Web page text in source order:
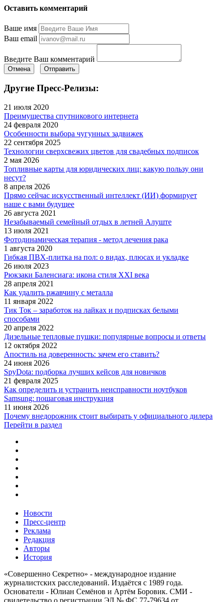
Оставить комментарий
Ваше имя
Ваш email
Введите Ваш комментарий
Отмена Отправить
Другие Пресс-Релизы:
21 июля 2020
Преимущества спутникового интернета
24 февраля 2020
Особенности выбора чугунных задвижек
22 сентября 2025
Технологии сверхсвежих цветов для свадебных подписок
2 мая 2026
Топливные карты для юридических лиц: какую пользу они
несут?
8 апреля 2026
Прямо сейчас искусственный интеллект (ИИ) формирует
наше с вами будущее
26 августа 2021
Незабываемый семейный отдых в летней Алуште
13 июля 2021
Фотодинамическая терапия - метод лечения рака
1 августа 2020
Гибкая ПВХ-плитка на пол: о видах, плюсах и укладке
26 июля 2023
Рюкзаки Баленсиага: икона стиля XXI века
28 апреля 2021
Как удалить ржавчину с металла
11 января 2022
Тик Ток – заработок на лайках и подписках белыми
способами
20 апреля 2022
Дизельные тепловые пушки: популярные вопросы и ответы
12 октября 2022
Апостиль на доверенность: зачем его ставить?
24 июня 2026
SpyDota: подборка лучших кейсов для новичков
21 февраля 2025
Как определить и устранить неисправности ноутбуков
Samsung: пошаговая инструкция
11 июня 2026
Почему внедорожник стоит выбирать у официального дилера
Перейти в раздел
Новости
Пресс-центр
Реклама
Редакция
Авторы
История
«Совершенно Секретно» - международное издание
журналистских расследований. Издаётся с 1989 года.
Основатели - Юлиан Семёнов и Артём Боровик. CМИ -
свидетельство о регистрации ЭЛ № ФС 77-79634 от